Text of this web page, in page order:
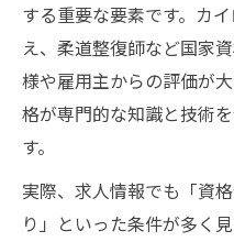
する重要な要素です。カ
え、柔道整復師など国家
様や雇用主からの評価が
格が専門的な知識と技術
す。
実際、求人情報でも「資
り」といった条件が多く